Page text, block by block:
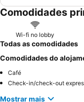
Comodidades
Wi-fi no lobby
Todas as comodidades
Comodidades do
Café
Check-in/check-out
Mostrar mais